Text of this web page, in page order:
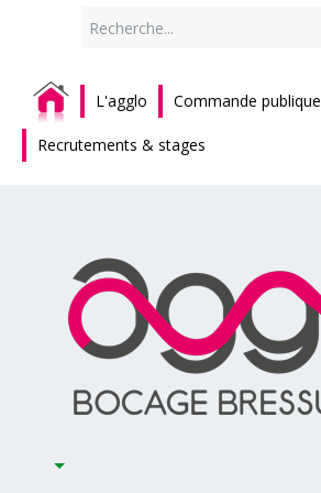
L'agglo Commande publique
Recrutements & stages